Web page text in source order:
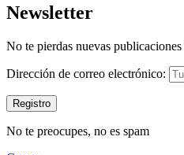
Newsletter
No te pierdas nuevas
Dirección de correo electrónico:
No te preocupes, no es spam